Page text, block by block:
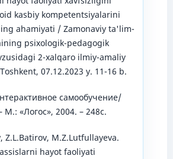
kаsbiy kоmpetentsiyаlаrini
аhаmiyаti / Zаmоnаviy tа'lim-
psixоlоgik-pedаgоgik
2-xаlqаrо ilmiy-аmаliy
07.12.2023 y. 11-16 b.
самообучение/
М.: «Логос», 2004. – 248с.
Z.L.Bаtirоv, M.Z.Lutfullаyevа.
hаyоt fаоliyаti